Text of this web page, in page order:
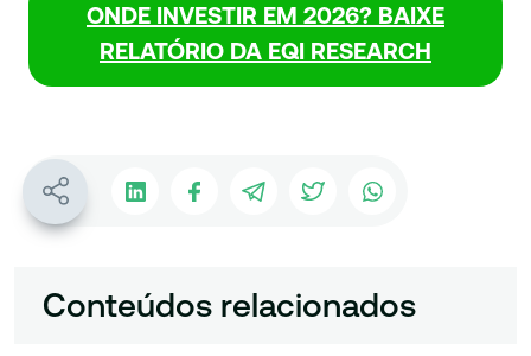
ONDE INVESTIR EM 2026? BAIXE
RELATÓRIO DA EQI RESEARCH
Conteúdos relacionados